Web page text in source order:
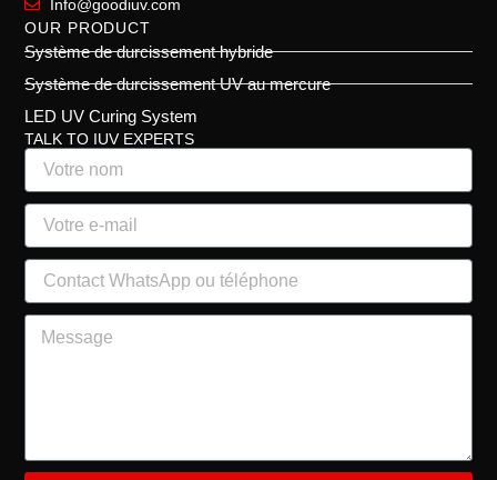
Info@goodiuv.com
OUR PRODUCT
Système de durcissement hybride
Système de durcissement UV au mercure
LED UV Curing System
TALK TO IUV EXPERTS